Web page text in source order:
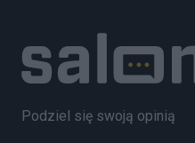
Podziel się swoją opinią